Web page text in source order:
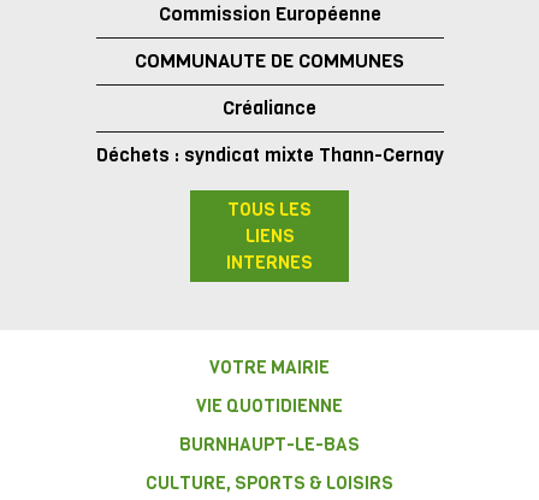
Commission Européenne
COMMUNAUTE DE COMMUNES
Créaliance
Déchets : syndicat mixte Thann-Cernay
TOUS LES
LIENS
INTERNES
VOTRE MAIRIE
VIE QUOTIDIENNE
BURNHAUPT-LE-BAS
CULTURE, SPORTS & LOISIRS